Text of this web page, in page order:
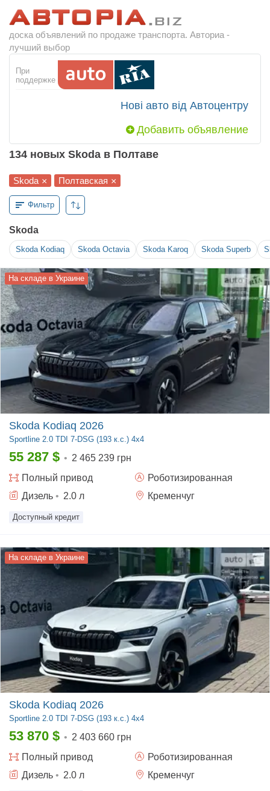
доска объявлений по продаже транспорта. Авториа -
лучший выбор
При
поддержке
Нові авто від Автоцентру
Добавить объявление
134 новых Skoda в Полтаве
Skoda × Полтавская ×
Фильтр
Skoda
Skoda Kodiaq Skoda Octavia Skoda Karoq Skoda Superb
На складе в Украине
Skoda Kodiaq 2026
Sportline 2.0 TDI 7-DSG (193 к.с.) 4x4
55 287 $ • 2 465 239 грн
Полный привод
Роботизированная
Дизель • 2.0 л Кременчуг
Доступный кредит
На складе в Украине
Skoda Kodiaq 2026
Sportline 2.0 TDI 7-DSG (193 к.с.) 4x4
53 870 $ • 2 403 660 грн
Полный привод
Роботизированная
Дизель • 2.0 л Кременчуг